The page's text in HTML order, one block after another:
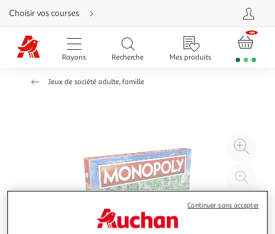
Aller
directement
au
contenu
Aller
directement
Aller
Choisir vos courses
Rayons Recherche Mes produits
Jeux de société adulte, famille
à
Continuer sans accepter